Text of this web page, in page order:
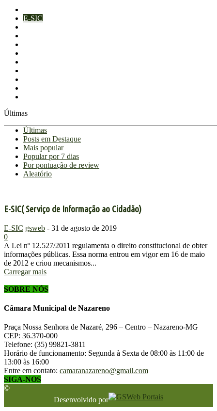
E-SIC
Últimas
Últimas
Posts em Destaque
Mais popular
Popular por 7 dias
Por pontuação de review
Aleatório
E-SIC( Serviço de Informação ao Cidadão)
E-SIC gsweb - 31 de agosto de 2019
0
A Lei nº 12.527/2011 regulamenta o direito constitucional de obter
informações públicas. Essa norma entrou em vigor em 16 de maio
de 2012 e criou mecanismos...
Carregar mais
SOBRE NÓS
Câmara Municipal de Nazareno
Praça Nossa Senhora de Nazaré, 296 – Centro – Nazareno-MG
CEP: 36.370-000
Telefone: (35) 99821-3811
Horário de funcionamento: Segunda à Sexta de 08:00 às 11:00 de
13:00 às 16:00
Entre em contato: camaranazareno@gmail.com
SIGA-NOS
©
Desenvolvido por